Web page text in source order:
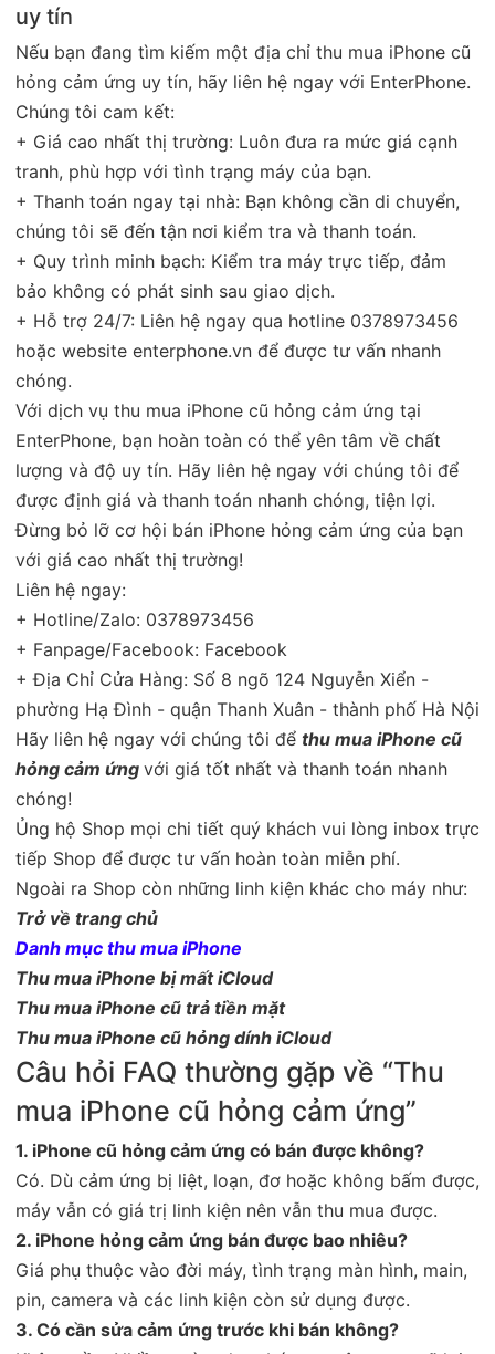
uy tín
Nếu bạn đang tìm kiếm một địa chỉ thu mua iPhone cũ
hỏng cảm ứng uy tín, hãy liên hệ ngay với EnterPhone.
Chúng tôi cam kết:
+ Giá cao nhất thị trường: Luôn đưa ra mức giá cạnh
tranh, phù hợp với tình trạng máy của bạn.
+ Thanh toán ngay tại nhà: Bạn không cần di chuyển,
chúng tôi sẽ đến tận nơi kiểm tra và thanh toán.
+ Quy trình minh bạch: Kiểm tra máy trực tiếp, đảm
bảo không có phát sinh sau giao dịch.
+ Hỗ trợ 24/7: Liên hệ ngay qua hotline 0378973456
hoặc website enterphone.vn để được tư vấn nhanh
chóng.
Với dịch vụ thu mua iPhone cũ hỏng cảm ứng tại
EnterPhone, bạn hoàn toàn có thể yên tâm về chất
lượng và độ uy tín. Hãy liên hệ ngay với chúng tôi để
được định giá và thanh toán nhanh chóng, tiện lợi.
Đừng bỏ lỡ cơ hội bán iPhone hỏng cảm ứng của bạn
với giá cao nhất thị trường!
Liên hệ ngay:
+ Hotline/Zalo: 0378973456
+ Fanpage/Facebook: Facebook
+ Địa Chỉ Cửa Hàng: Số 8 ngõ 124 Nguyễn Xiển -
phường Hạ Đình - quận Thanh Xuân - thành phố Hà Nội
Hãy liên hệ ngay với chúng tôi để thu mua iPhone cũ
hỏng cảm ứng với giá tốt nhất và thanh toán nhanh
chóng!
Ủng hộ Shop mọi chi tiết quý khách vui lòng inbox trực
tiếp Shop để được tư vấn hoàn toàn miễn phí.
Ngoài ra Shop còn những linh kiện khác cho máy như:
Trở về trang chủ
Danh mục thu mua iPhone
Thu mua iPhone bị mất iCloud
Thu mua iPhone cũ trả tiền mặt
Thu mua iPhone cũ hỏng dính iCloud
Câu hỏi FAQ thường gặp về “Thu
mua iPhone cũ hỏng cảm ứng”
1. iPhone cũ hỏng cảm ứng có bán được không?
Có. Dù cảm ứng bị liệt, loạn, đơ hoặc không bấm được,
máy vẫn có giá trị linh kiện nên vẫn thu mua được.
2. iPhone hỏng cảm ứng bán được bao nhiêu?
Giá phụ thuộc vào đời máy, tình trạng màn hình, main,
pin, camera và các linh kiện còn sử dụng được.
3. Có cần sửa cảm ứng trước khi bán không?